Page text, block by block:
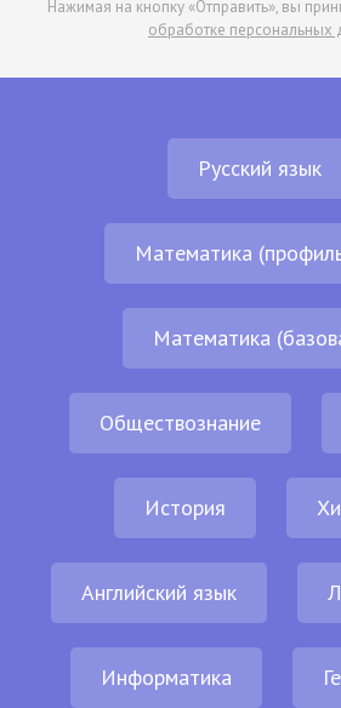
Нажимая на кнопку «Отправить», вы
обработке персональных
Русский язык
Математика
Математика
Обществознание
История
Английский язык
Информатика